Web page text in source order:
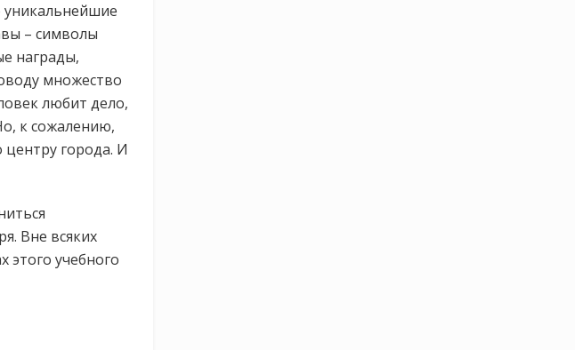
– символы
награды,
множество
любит дело,
к сожалению,
центру города. И
Вне всяких
этого учебного